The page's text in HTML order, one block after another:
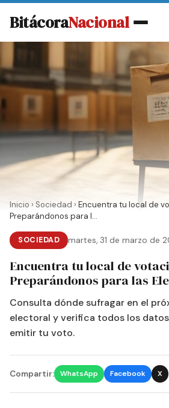
BitácoraNacional
Inicio › Sociedad › Encuentra tu local de
Preparándonos para l...
SOCIEDAD martes, 31 de marzo de
Encuentra tu local de
Preparándonos para las
Consulta dónde sufragar en el
electoral y verifica todos los
emitir tu voto.
Compartir: WhatsApp Facebook X